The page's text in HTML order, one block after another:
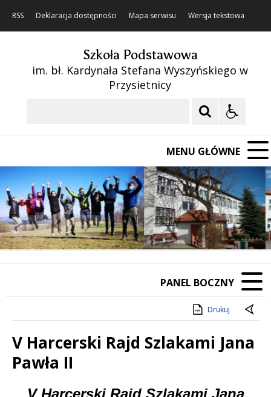
RSS Deklaracja dostępności Mapa serwisu Wersja tekstowa
Szkoła Podstawowa
im. bł. Kardynała Stefana Wyszyńskiego w
Przysietnicy
MENU GŁÓWNE
Poprzedni Element
Następny Element
❚❚
PANEL BOCZNY
Drukuj
V Harcerski Rajd Szlakami Jana
Pawła II
Treść
V Harcerski Rajd Szlakami Jana